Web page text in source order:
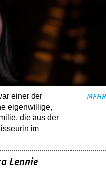
einer der
eigenwillige,
die aus der
im
MEHR
Lennie